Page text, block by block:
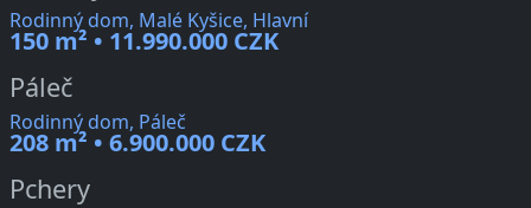
Rodinný dom, Malé Kyšice, Hlavní
150 m² • 11.990.000 CZK
Páleč
Rodinný dom, Páleč
208 m² • 6.900.000 CZK
Pchery